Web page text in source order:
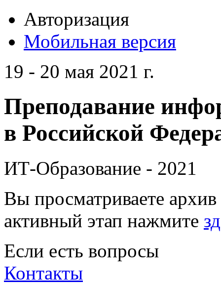
Авторизация
Мобильная версия
19 - 20 мая 2021 г.
Преподавание
в Российской
ИТ-Образование - 2021
Вы просматриваете
активный этап нажмите
Если есть вопросы
Контакты